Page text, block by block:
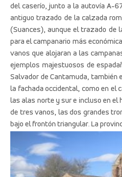
del caserío, junto a la autovía A-
antiguo trazado de la calzada
(Suances), aunque el trazado de
para el campanario más
vanos que alojaran a las
ejemplos majestuosos de
Salvador de Cantamuda, también
la fachada occidental, como en el
las alas norte y sur e incluso en el
de tres vanos, las dos grandes
bajo el frontón triangular. La